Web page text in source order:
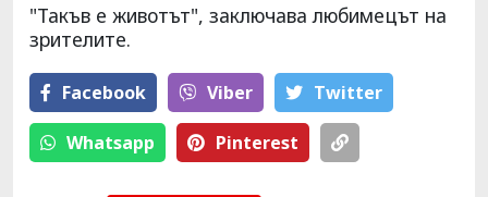
"Такъв е животът", заключава любимецът на
зрителите.
Facebook Viber Тwitter
Whatsapp Pinterest